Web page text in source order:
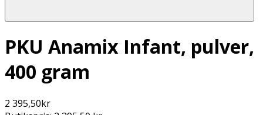
PKU Anamix Infant, pulver,
400 gram
2 395,50kr